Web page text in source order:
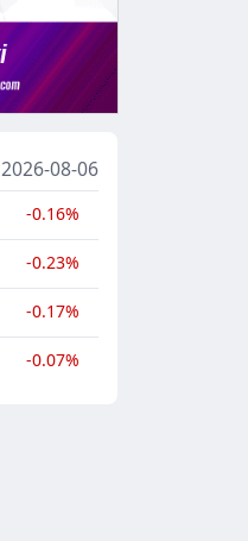
2026-08-06
-0.16%
-0.23%
-0.17%
-0.07%